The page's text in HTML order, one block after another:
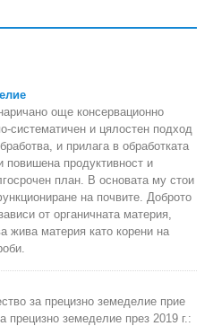
още консервационно
систематичен и цялостен подход
и прилага в обработката
повишена продуктивност и
план. В основата му стои
на почвите. Доброто
от органичната материя,
жива материя като корени на
за прецизно земеделие прие
прецизно земеделие през 2019 г.: